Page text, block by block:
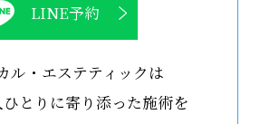
LINE予約
ル・エステティックは
とりに寄り添った施術を